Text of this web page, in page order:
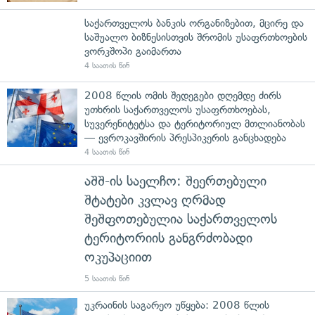
საქართველოს ბანკის ორგანიზებით, მცირე და
საშუალო ბიზნესისთვის შრომის უსაფრთხოების
ვორკშოპი გაიმართა
4 საათის წინ
2008 წლის ომის შედეგები დღემდე ძირს
უთხრის საქართველოს უსაფრთხოებას,
სუვერენიტეტსა და ტერიტორიულ მთლიანობას
— ევროკავშირის პრესპიკერის განცხადება
4 საათის წინ
აშშ-ის საელჩო: შეერთებული
შტატები კვლავ ღრმად
შეშფოთებულია საქართველოს
ტერიტორიის განგრძობადი
ოკუპაციით
5 საათის წინ
უკრაინის საგარეო უწყება: 2008 წლის